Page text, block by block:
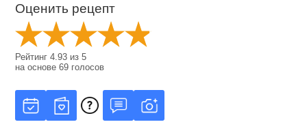
Оценить рецепт
Рейтинг4.93 из5
на основе69 голосов